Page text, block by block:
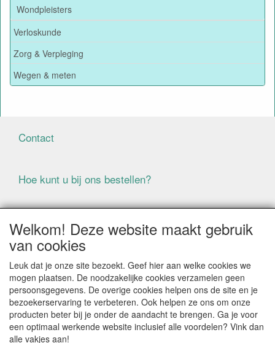
Wondpleisters
Verloskunde
Zorg & Verpleging
Wegen & meten
Contact
Hoe kunt u bij ons bestellen?
Voorwaarden
BIJ BESTELLINGEN ONDER DE € 125,00 EXCLUSIEF BTW
BRENGEN WIJ IN NEDERLAND € 5,87 VERZENDKOSTEN
IN REKENING (BELGIË € 9,09). VERZENDKOSTEN
WORDEN VERWIJDERD BIJ BESTELLING BOVEN DE €
125,00 EXCL. BTW
Welkom! Deze website maakt gebruik
van cookies
Leuk dat je onze site bezoekt. Geef hier aan welke cookies we
mogen plaatsen. De noodzakelijke cookies verzamelen geen
persoonsgegevens. De overige cookies helpen ons de site en je
bezoekerservaring te verbeteren. Ook helpen ze ons om onze
producten beter bij je onder de aandacht te brengen. Ga je voor
een optimaal werkende website inclusief alle voordelen? Vink dan
alle vakjes aan!